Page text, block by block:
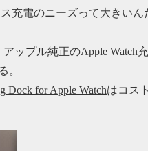
充電のニーズって大きいん
ップル純正のApple Watch
。
Dock for Apple Watchはコス